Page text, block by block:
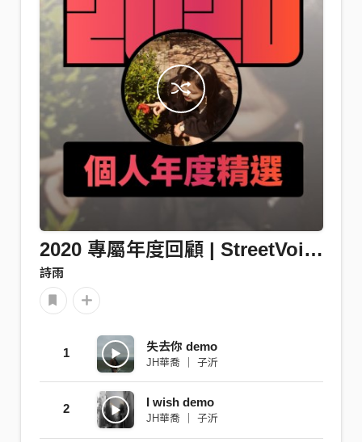
2020 專屬年度回顧 | StreetVoice 街聲
詩雨
1 失去你 demo
JH華喬 ｜ 子沂
2 I wish demo
JH華喬 ｜ 子沂